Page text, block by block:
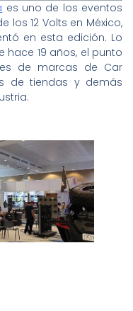
es uno de los eventos
12 Volts en México,
en esta edición. Lo
hace 19 años, el punto
de marcas de Car
de tiendas y demás